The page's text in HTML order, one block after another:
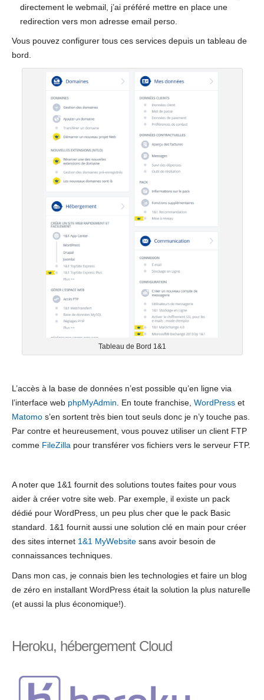
directement le webmail, j’ai préféré mettre en place une
redirection vers mon adresse email perso.
Vous pouvez configurer tous ces services depuis un tableau de
bord.
Tableau de Bord 1&1
L’accès à la base de données n’est possible qu’en ligne via
l’interface web phpMyAdmin . En toute franchise, WordPress et
Matomo s’en sortent très bien tout seuls donc je n’y touche pas.
Par contre et heureusement, vous pouvez utiliser un client FTP
comme FileZilla pour transférer vos fichiers vers le serveur FTP.
A noter que 1&1 fournit des solutions toutes faites pour vous
aider à créer votre site web. Par exemple, il existe un pack
dédié pour WordPress, un peu plus cher que le pack Basic
standard. 1&1 fournit aussi une solution clé en main pour créer
des sites internet 1&1 MyWebsite sans avoir besoin de
connaissances techniques.
Dans mon cas, je connais bien les technologies et faire un blog
de zéro en installant WordPress était la solution la plus naturelle
(et aussi la plus économique!).
Heroku, hébergement Cloud